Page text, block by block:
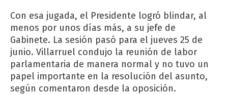
Con esa jugada, el Presidente logró blindar, al
menos por unos días más, a su jefe de
Gabinete. La sesión pasó para el jueves 25 de
junio. Villarruel condujo la reunión de labor
parlamentaria de manera normal y no tuvo un
papel importante en la resolución del asunto,
según comentaron desde la oposición.